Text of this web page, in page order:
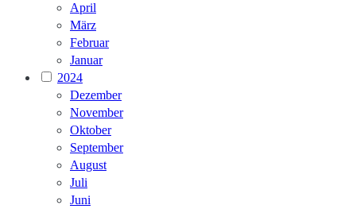
April
März
Februar
Januar
2024
Dezember
November
Oktober
September
August
Juli
Juni